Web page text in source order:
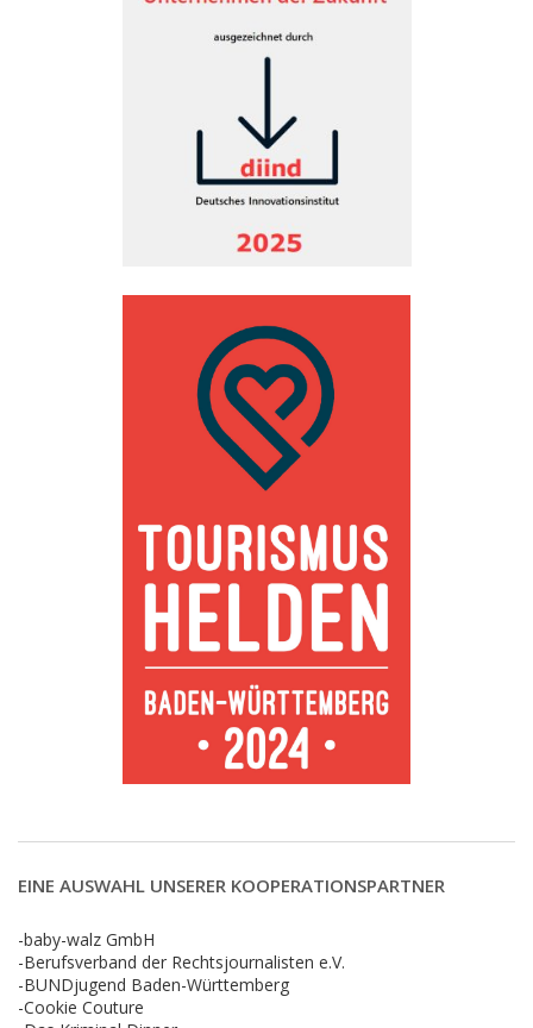
EINE AUSWAHL UNSERER KOOPERATIONSPARTNER
-baby-walz GmbH
-Berufsverband der Rechtsjournalisten e.V.
-BUNDjugend Baden-Württemberg
-Cookie Couture